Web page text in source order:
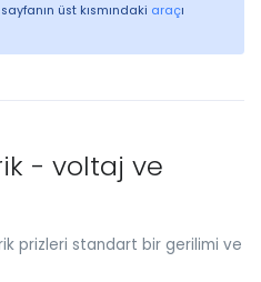
üst kısmındaki araçı
- voltaj ve
prizleri standart bir gerilimi ve